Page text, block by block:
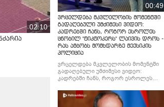
02:10
00:49
ვრცელდება მკვლელობის მომენტში
გადაღებული უმძიმესი ვიდეო:
კადრებში ჩანს, როგორ ესროლეს
ცნობილ "ტიკტოკერს" ლაივის დროს -
რას ამბობს მომხდარზე მექსიკის
პოლიცია
ვრცელდება მკვლელობის მომენტში
გადაღებული უმძიმესი ვიდეო:
კადრებში ჩანს, როგორ ესროლეს
რას ამბობს მომხდარზე მექსიკის
პოლიცია